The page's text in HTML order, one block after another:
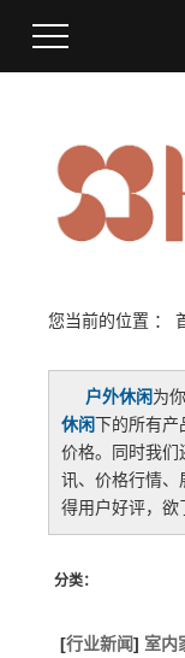
您当前的位置 ：
户外休闲为
休闲下的所有产
价格。同时我们
讯、价格行情、
得用户好评，欲
分类：
[行业新闻] 室内